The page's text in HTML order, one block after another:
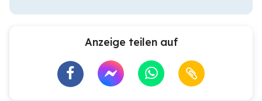
Anzeige teilen auf